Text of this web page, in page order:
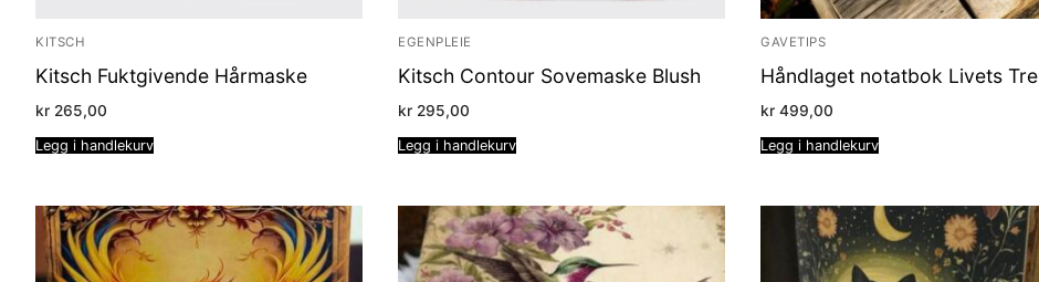
KITSCH
Kitsch Fuktgivende Hårmaske
kr 265,00
Legg i handlekurv
EGENPLEIE
Kitsch Contour Sovemaske Blush
kr 295,00
Legg i handlekurv
GAVETIPS
Håndlaget notatbok Livets Tre
kr 499,00
Legg i handlekurv